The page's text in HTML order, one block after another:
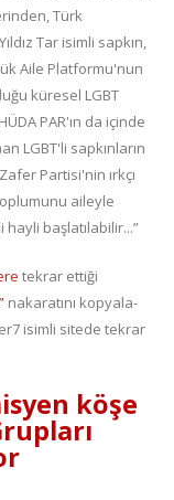
Türk
Tar isimli sapkın,
Aile Platformu'nun
küresel LGBT
PAR'ın da içinde
LGBT'li sapkınların
Partisi'nin ırkçı
aileyle
hayli başlatılabilir...”
tekrar ettiği
nakaratını kopyala-
isimli sitede tekrar
köşe